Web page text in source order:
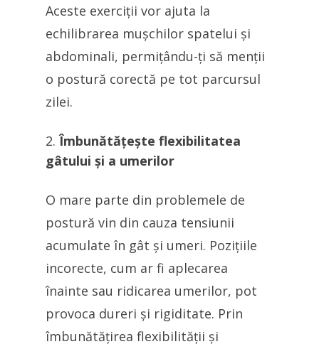
Aceste exerciții vor ajuta la
echilibrarea mușchilor spatelui și
abdominali, permițându-ți să menții
o postură corectă pe tot parcursul
zilei.
Îmbunătățește flexibilitatea
gâtului și a umerilor
O mare parte din problemele de
postură vin din cauza tensiunii
acumulate în gât și umeri. Pozițiile
incorecte, cum ar fi aplecarea
înainte sau ridicarea umerilor, pot
provoca dureri și rigiditate. Prin
îmbunătățirea flexibilității și